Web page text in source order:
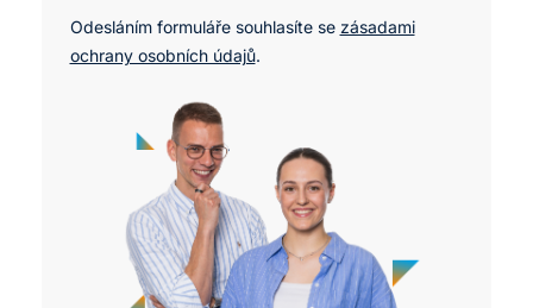
Odesláním formuláře souhlasíte se zásadami
ochrany osobních údajů.